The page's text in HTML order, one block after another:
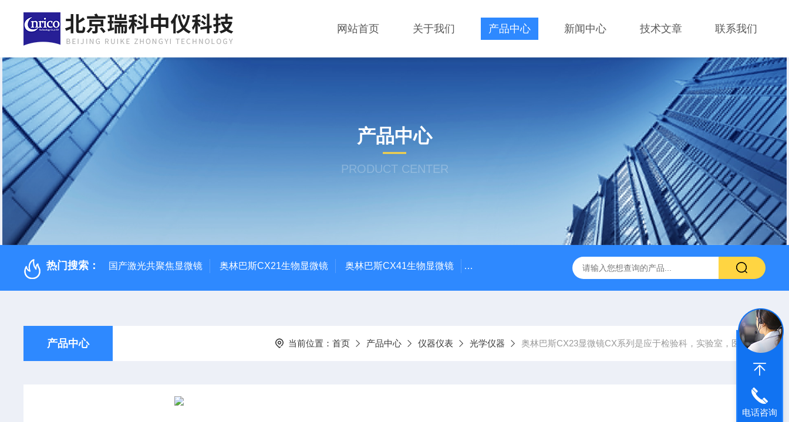
网站首页 关于我们 产品中心 新闻中心 技术文章 联系我们
产品中心
PRODUCT CENTER
热门搜索： 国产激光共聚焦显微镜 奥林巴斯CX21生物显微镜 奥林巴斯CX41生物显微镜 奥林巴斯CX31生物显微镜 QAS 100Lī原位电化学质谱仪 全自动数字
产品中心 当前位置： 首页 产品中心 仪器仪表 光学仪器 奥林巴斯CX23显微镜CX系列是应于检验科，实验室，医院
电话咨询